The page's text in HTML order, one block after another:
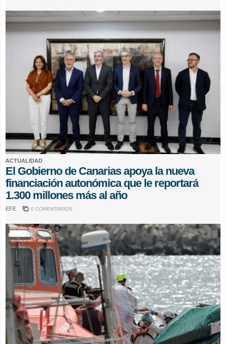
ACTUALIDAD
El Gobierno de Canarias apoya la nueva
financiación autonómica que le reportará
1.300 millones más al año
EFE 0 COMENTARIOS